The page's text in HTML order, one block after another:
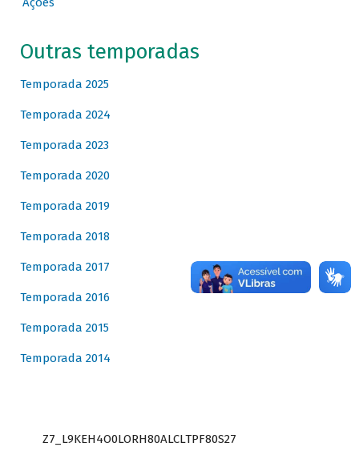
Outras temporadas
Temporada 2025
Temporada 2024
Temporada 2023
Temporada 2020
Temporada 2019
Temporada 2018
Temporada 2017
Temporada 2016
Temporada 2015
Temporada 2014
Z7_L9KEH4O0LORH80ALCLTPF80S27